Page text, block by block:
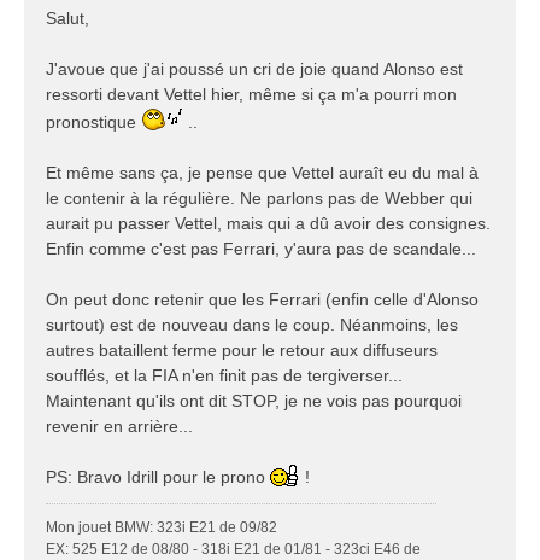
g
e
Salut,
J'avoue que j'ai poussé un cri de joie quand Alonso est
ressorti devant Vettel hier, même si ça m'a pourri mon
pronostique
Et même sans ça, je pense que Vettel auraît eu du mal à
le contenir à la régulière. Ne parlons pas de Webber qui
aurait pu passer Vettel, mais qui a dû avoir des consignes.
Enfin comme c'est pas Ferrari, y'aura pas de scandale...
On peut donc retenir que les Ferrari (enfin celle d'Alonso
surtout) est de nouveau dans le coup. Néanmoins, les
autres bataillent ferme pour le retour aux diffuseurs
soufflés, et la FIA n'en finit pas de tergiverser...
Maintenant qu'ils ont dit STOP, je ne vois pas pourquoi
revenir en arrière...
PS: Bravo Idrill pour le prono !
Mon jouet BMW: 323i E21 de 09/82
EX: 525 E12 de 08/80 - 318i E21 de 01/81 - 323ci E46 de